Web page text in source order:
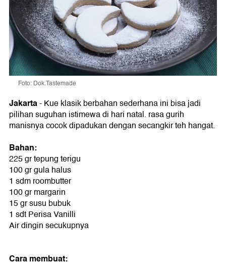
Foto: Dok.Tastemade
Jakarta- Kue klasik berbahan sederhana ini bisa jadi
pilihan suguhan istimewa di hari natal. rasa gurih
manisnya cocok dipadukan dengan secangkir teh hangat.
Bahan:
225 gr tepung terigu
100 gr gula halus
1 sdm roombutter
100 gr margarin
15 gr susu bubuk
1 sdt Perisa Vanilli
Air dingin secukupnya
Cara membuat: